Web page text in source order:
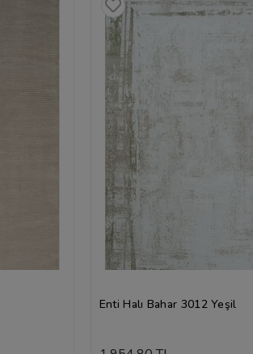
Enti Halı Bahar 3012 Yeşil